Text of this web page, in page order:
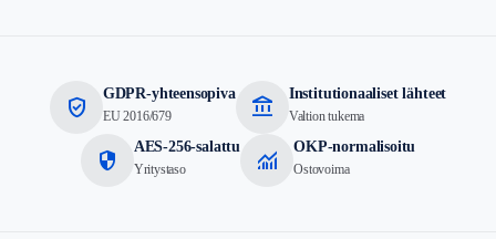
verified_user GDPR-yhteensopiva
EU 2016/679 account_balance Institutionaaliset lähteet
Valtion tukema
security AES-256-salattu
Yritystaso monitoring OKP-normalisoitu
Ostovoima